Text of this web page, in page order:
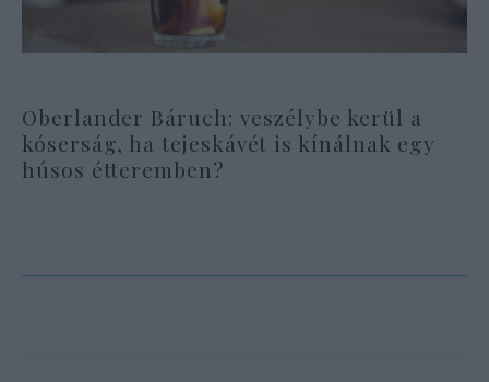
Oberlander Báruch: veszélybe kerül a
kóserság, ha tejeskávét is kínálnak egy
húsos étteremben?